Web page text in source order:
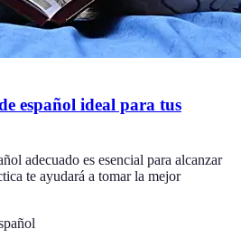
español ideal para tus
adecuado es esencial para alcanzar
te ayudará a tomar la mejor